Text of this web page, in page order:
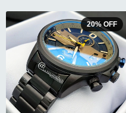
20%OFF